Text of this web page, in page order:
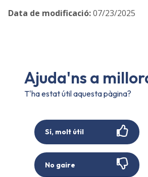
Data de modificació:07/23/2025
Ajuda'ns a
T'ha estat útil aquesta pàgina?
Sí, molt útil
No gaire